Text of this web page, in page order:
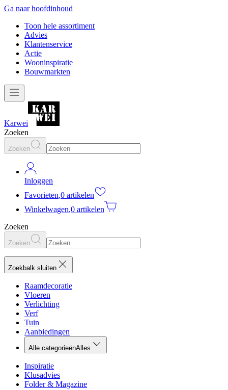
Ga naar hoofdinhoud
Toon hele assortiment
Advies
Klantenservice
Actie
Wooninspiratie
Bouwmarkten
Karwei
Zoeken
Zoeken
Inloggen
Favorieten,0 artikelen
Winkelwagen,0 artikelen
Zoeken
Zoeken
Zoekbalk sluiten
Raamdecoratie
Vloeren
Verlichting
Verf
Tuin
Aanbiedingen
Alle categorieënAlles
Inspiratie
Klusadvies
Folder & Magazine